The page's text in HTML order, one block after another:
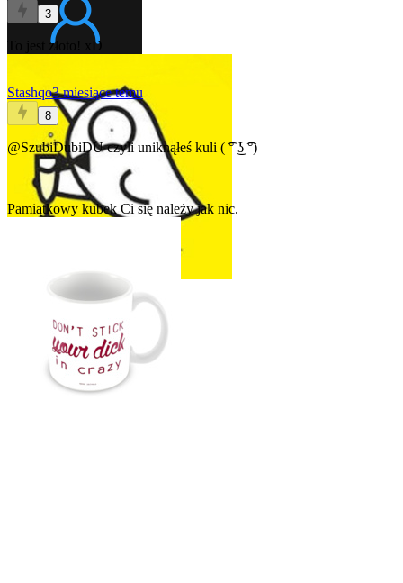
3
To jest złoto! xD
Stashqo3 miesiące temu
8
@SzubiDubiDUczyli uniknąłeś kuli ( ͡° ͜ʖ ͡°)
Pamiątkowy kubek Ci się należy jak nic.